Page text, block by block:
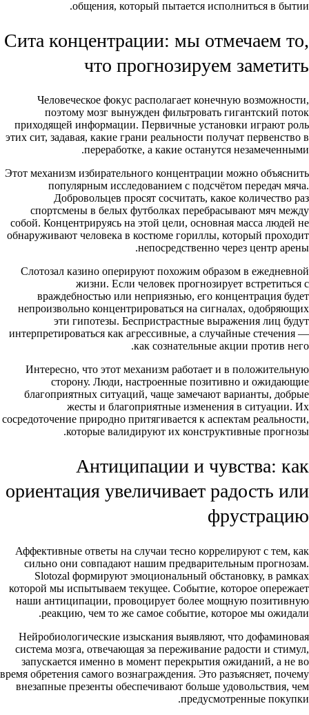
общения, который пытается исполниться в бытии.
Сита концентрации: мы отмечаем то,
что прогнозируем заметить
Человеческое фокус располагает конечную возможности,
поэтому мозг вынужден фильтровать гигантский поток
приходящей информации. Первичные установки играют роль
этих сит, задавая, какие грани реальности получат первенство в
переработке, а какие останутся незамеченными.
Этот механизм избирательного концентрации можно объяснить
популярным исследованием с подсчётом передач мяча.
Добровольцев просят сосчитать, какое количество раз
спортсмены в белых футболках перебрасывают мяч между
собой. Концентрируясь на этой цели, основная масса людей не
обнаруживают человека в костюме гориллы, который проходит
непосредственно через центр арены.
Слотозал казино оперируют похожим образом в ежедневной
жизни. Если человек прогнозирует встретиться с
враждебностью или неприязнью, его концентрация будет
непроизвольно концентрироваться на сигналах, одобряющих
эти гипотезы. Беспристрастные выражения лиц будут
интерпретироваться как агрессивные, а случайные стечения —
как сознательные акции против него.
Интересно, что этот механизм работает и в положительную
сторону. Люди, настроенные позитивно и ожидающие
благоприятных ситуаций, чаще замечают варианты, добрые
жесты и благоприятные изменения в ситуации. Их
сосредоточение природно притягивается к аспектам реальности,
которые валидируют их конструктивные прогнозы.
Антиципации и чувства: как
ориентация увеличивает радость или
фрустрацию
Аффективные ответы на случаи тесно коррелируют с тем, как
сильно они совпадают нашим предварительным прогнозам.
Slotozal формируют эмоциональный обстановку, в рамках
которой мы испытываем текущее. Событие, которое опережает
наши антиципации, провоцирует более мощную позитивную
реакцию, чем то же самое событие, которое мы ожидали.
Нейробиологические изыскания выявляют, что дофаминовая
система мозга, отвечающая за переживание радости и стимул,
запускается именно в момент перекрытия ожиданий, а не во
время обретения самого вознаграждения. Это разъясняет, почему
внезапные презенты обеспечивают больше удовольствия, чем
предусмотренные покупки.